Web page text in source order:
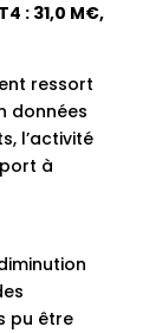
: 31,0 M€,
ressort
données
l’activité
à
pu être